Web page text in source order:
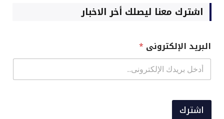
اشترك معنا ليصلك أخر الاخبار
البريد الإلكترونى *
اشترك